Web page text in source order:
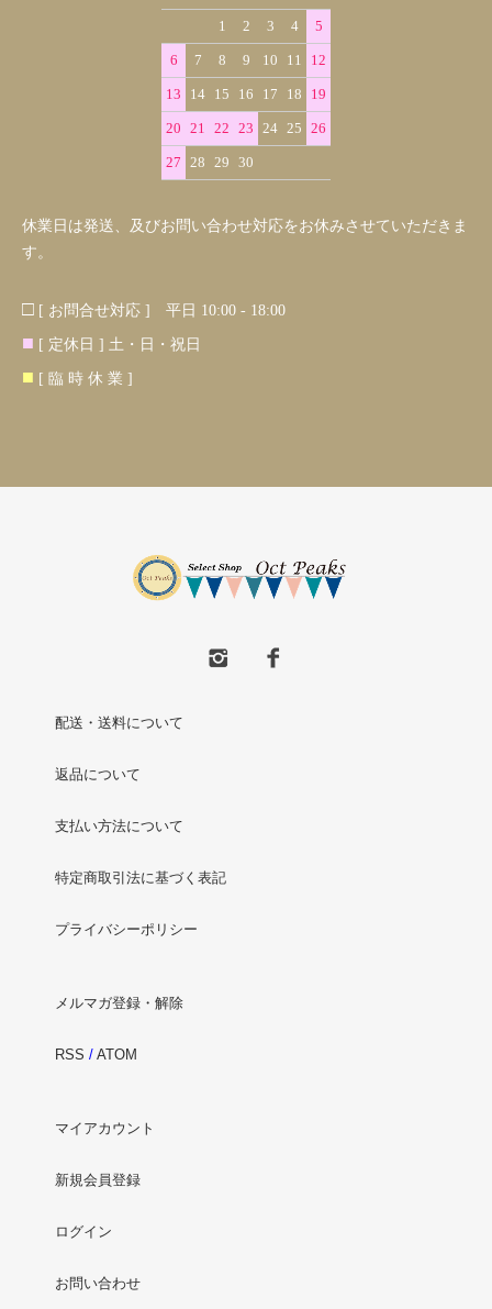
1 2 3 4 5
6 7 8 9 10 11 12
13 14 15 16 17 18 19
20 21 22 23 24 25 26
27 28 29 30
休業日は発送、及びお問い合わせ対応をお休みさせていただきま
す。
□ [ お問合せ対応 ] 平日 10:00 - 18:00
■ [ 定休日 ] 土・日・祝日
■ [ 臨 時 休 業 ]
配送・送料について
返品について
支払い方法について
特定商取引法に基づく表記
プライバシーポリシー
メルマガ登録・解除
RSS / ATOM
マイアカウント
新規会員登録
ログイン
お問い合わせ